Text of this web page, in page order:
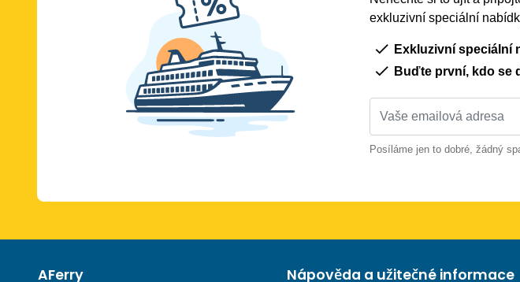
exkluzivní speciální
Exkluzivní speciální
Buďte první, kdo se
Posíláme jen to dobré, žádný
AFerry Nápověda a užitečné informace